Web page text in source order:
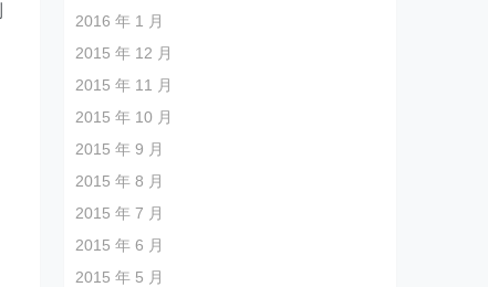
2016 年 1 月
2015 年 12 月
2015 年 11 月
2015 年 10 月
2015 年 9 月
2015 年 8 月
2015 年 7 月
2015 年 6 月
2015 年 5 月